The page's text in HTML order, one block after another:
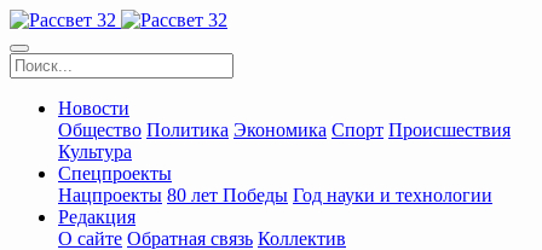
Новости
Общество Политика Экономика Спорт Происшествия
Культура
Спецпроекты
Нацпроекты 80 лет Победы Год науки и технологии
Редакция
О сайте Обратная связь Коллектив